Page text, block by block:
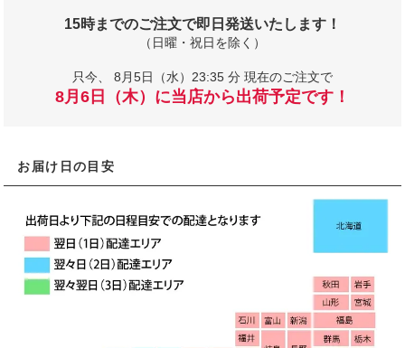
15時までのご注文で即日発送いたします！
（日曜・祝日を除く）
只今、 8月5日（水）23:35 分 現在のご注文で
8月6日（木）に当店から出荷予定です！
お届け日の目安